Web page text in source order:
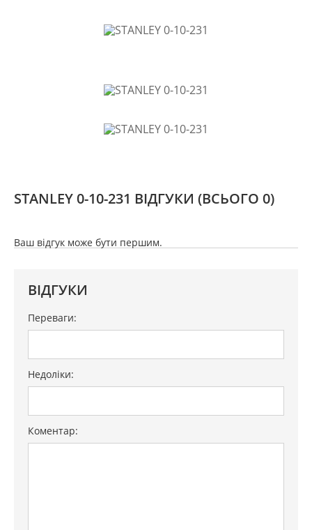
STANLEY 0-10-231 ВІДГУКИ (ВСЬОГО 0)
Ваш відгук може бути першим.
ВІДГУКИ
Переваги:
Недоліки:
Коментар: